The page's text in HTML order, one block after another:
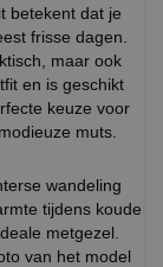
betekent dat je
frisse dagen.
maar ook
en is geschikt
keuze voor
muts.
wandeling
tijdens koude
metgezel.
van het model